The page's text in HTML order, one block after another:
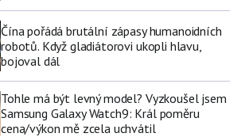
Čína pořádá brutální zápasy humanoidních
robotů. Když gladiátorovi ukopli hlavu,
bojoval dál
Tohle má být levný model? Vyzkoušel jsem
Samsung Galaxy Watch9: Král poměru
cena/výkon mě zcela uchvátil